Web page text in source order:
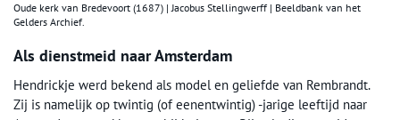
Oude kerk van Bredevoort (1687) | Jacobus Stellingwerff | Beeldbank van het
Gelders Archief.
Als dienstmeid naar Amsterdam
Hendrickje werd bekend als model en geliefde van Rembrandt.
Zij is namelijk op twintig (of eenentwintig) -jarige leeftijd naar